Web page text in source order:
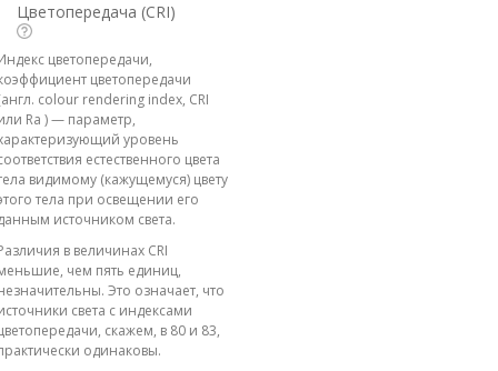
Цветопередача (CRI)
цветопередачи,
цветопередачи
colour rendering index, CRI
Ra ) — параметр,
уровень
естественного цвета
видимому (кажущемуся) цвету
тела при освещении его
источником света.
в величинах CRI
чем пять единиц,
Это означает, что
света с индексами
скажем, в 80 и 83,
одинаковы.